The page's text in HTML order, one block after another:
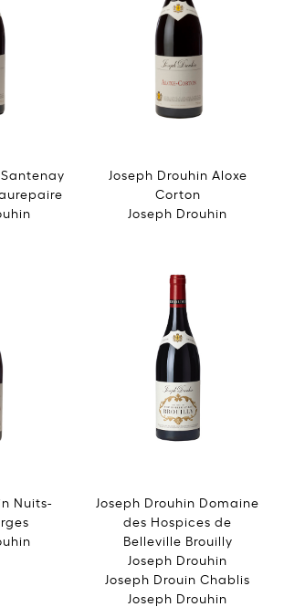
Joseph Drouhin Aloxe
Corton
Joseph Drouhin
Nuits-
Joseph Drouhin Domaine
des Hospices de
Belleville Brouilly
Joseph Drouhin
Joseph Drouin Chablis
Joseph Drouhin